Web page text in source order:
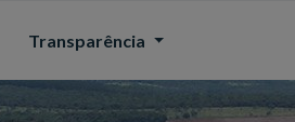
Transparência